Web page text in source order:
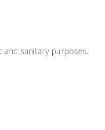
sanitary purposes.